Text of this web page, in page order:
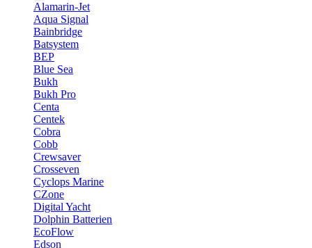
Alamarin-Jet
Aqua Signal
Bainbridge
Batsystem
BEP
Blue Sea
Bukh
Bukh Pro
Centa
Centek
Cobra
Cobb
Crewsaver
Crosseven
Cyclops Marine
CZone
Digital Yacht
Dolphin Batterien
EcoFlow
Edson